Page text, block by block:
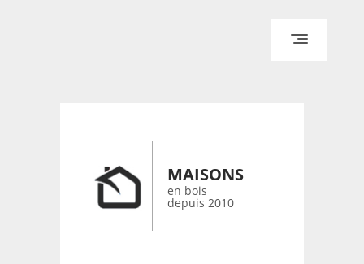
CONTACT
MAISONS
en bois
depuis 2010